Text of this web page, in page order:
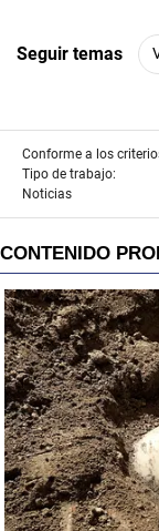
Seguir temas
Conforme a los
Tipo de trabajo:
Noticias